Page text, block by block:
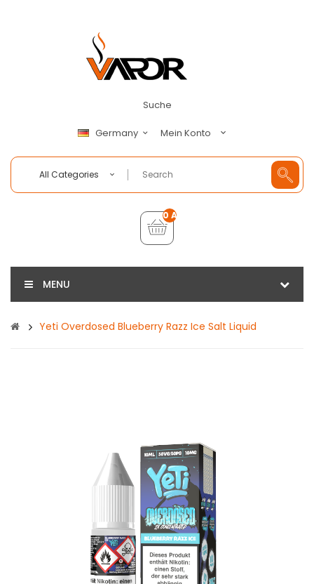
Suche
Germany Mein Konto
All Categories
0 Artikel - €0,00
MENU
Yeti Overdosed Blueberry Razz Ice Salt Liquid